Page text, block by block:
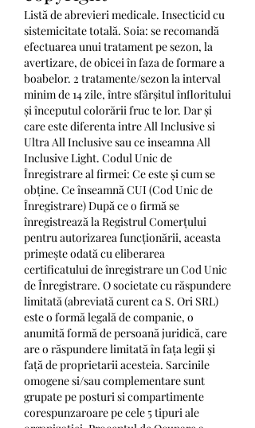
Listă de abrevieri medicale. Insecticid cu
sistemicitate totală. Soia: se recomandă
efectuarea unui tratament pe sezon, la
avertizare, de obicei în faza de formare a
boabelor. 2 tratamente/sezon la interval
minim de 14 zile, între sfârșitul înfloritului
și începutul colorării fruc te lor. Dar și
care este diferenta intre All Inclusive si
Ultra All Inclusive sau ce inseamna All
Inclusive Light. Codul Unic de
Înregistrare al firmei: Ce este și cum se
obține. Ce înseamnă CUI (Cod Unic de
Înregistrare) După ce o firmă se
înregistrează la Registrul Comerțului
pentru autorizarea funcționării, aceasta
primește odată cu eliberarea
certificatului de înregistrare un Cod Unic
de Înregistrare. O societate cu răspundere
limitată (abreviată curent ca S. Ori SRL)
este o formă legală de companie, o
anumită formă de persoană juridică, care
are o răspundere limitată în fața legii și
față de proprietarii acesteia. Sarcinile
omogene si/sau complementare sunt
grupate pe posturi si compartimente
corespunzaroare pe cele 5 tipuri ale